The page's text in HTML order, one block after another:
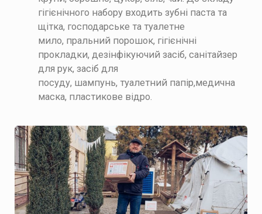
гігієнічного набору входить зубні паста та
щітка, господарське та туалетне
мило, пральний порошок, гігієнічні
прокладки, дезінфікуючий засіб, санітайзер
для рук, засіб для
посуду, шампунь, туалетний папір,медична
маска, пластикове відро.